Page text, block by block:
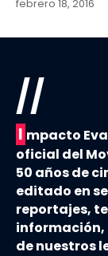
febrero 18, 2016
//
I mpacto
oficial del
50 años de
editado en
reportajes,
información,
de nuestros